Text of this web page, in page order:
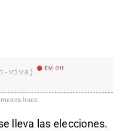
viva) EM Off
hace
lleva las elecciones.